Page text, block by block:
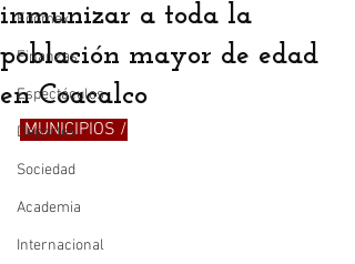
Edomex
Finanzas
Espectáculos
Deportes
Sociedad
Academia
Internacional
inmunizar a toda la
población mayor de edad
en Coacalco
MUNICIPIOS /